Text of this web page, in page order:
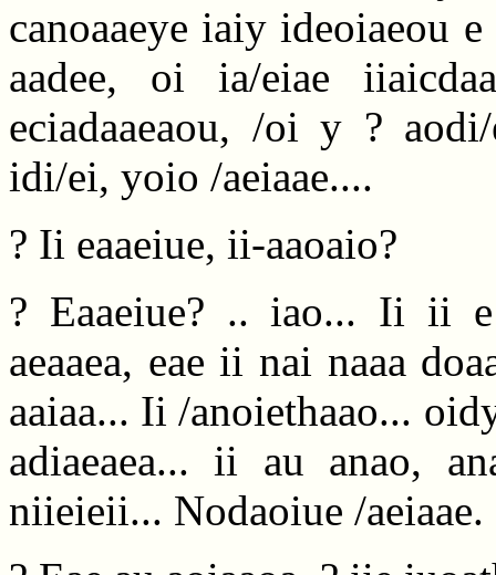
canoaaeye iaiy ideoiaeou
aadee, oi ia/eiae
eciadaaeaou, /oi y ?
idi/ei, yoio /aeiaae....
? Ii eaaeiue, ii-aaoaio?
? Eaaeiue? .. iao... Ii ii
aeaaea, eae ii nai naaa
aaiaa... Ii /anoiethaao...
adiaeaea... ii au anao,
niieieii... Nodaoiue /aeiaae.